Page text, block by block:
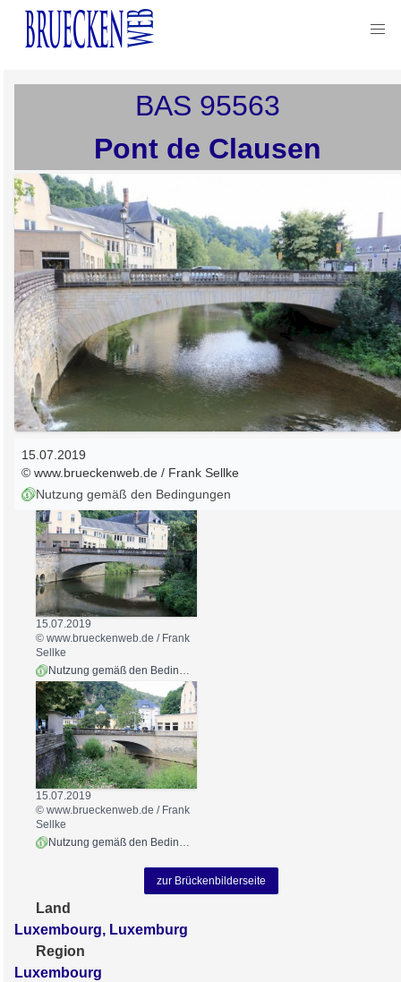
BAS 95563
Pont de Clausen
15.07.2019
© www.brueckenweb.de / Frank Sellke
Nutzung gemäß den Bedingungen
15.07.2019
© www.brueckenweb.de / Frank
Sellke
Nutzung gemäß den Bedingungen
15.07.2019
© www.brueckenweb.de / Frank
Sellke
Nutzung gemäß den Bedingungen
zur Brückenbilderseite
Land
Luxembourg, Luxemburg
Region
Luxembourg